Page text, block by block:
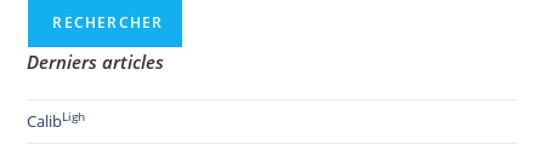
RECHERCHER
Derniers articles
CalibLigh